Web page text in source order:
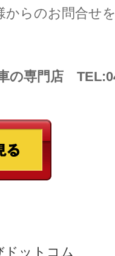
からのお問合せ
の専門店
ドットコム